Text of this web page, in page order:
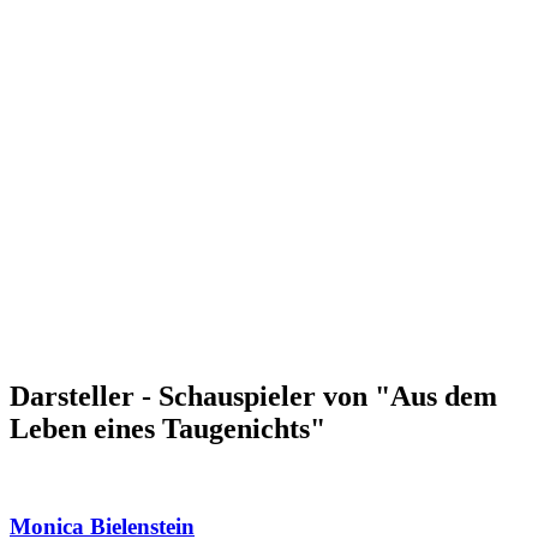
Darsteller - Schauspieler von "Aus dem
Leben eines Taugenichts"
Monica Bielenstein